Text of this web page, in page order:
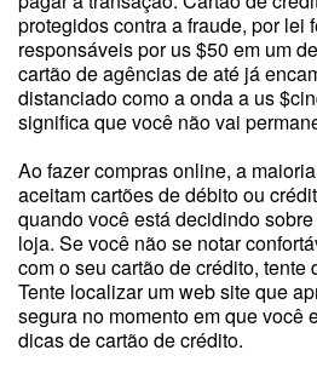
protegidos contra a fraude, por lei
responsáveis por us $50 em um
cartão de agências de até já
distanciado como a onda a us
significa que você não vai
Ao fazer compras online, a
aceitam cartões de débito ou
quando você está decidindo
loja. Se você não se notar
com o seu cartão de crédito, tente
Tente localizar um web site que
segura no momento em que você
dicas de cartão de crédito.